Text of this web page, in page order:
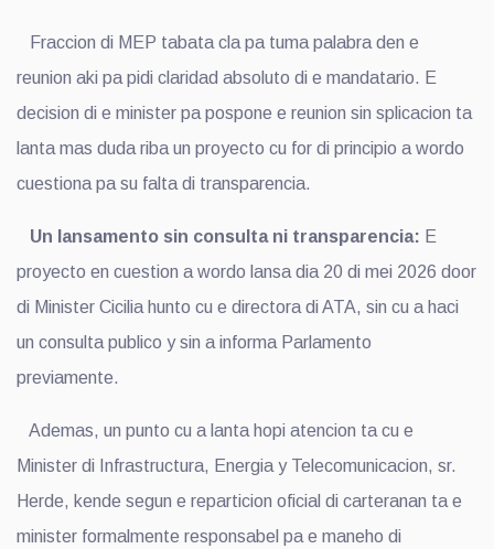
Fraccion di MEP tabata cla pa tuma palabra den e
reunion aki pa pidi claridad absoluto di e mandatario. E
decision di e minister pa pospone e reunion sin splicacion ta
lanta mas duda riba un proyecto cu for di principio a wordo
cuestiona pa su falta di transparencia.
Un lansamento sin consulta ni transparencia: E
proyecto en cuestion a wordo lansa dia 20 di mei 2026 door
di Minister Cicilia hunto cu e directora di ATA, sin cu a haci
un consulta publico y sin a informa Parlamento
previamente.
Ademas, un punto cu a lanta hopi atencion ta cu e
Minister di Infrastructura, Energia y Telecomunicacion, sr.
Herde, kende segun e reparticion oficial di carteranan ta e
minister formalmente responsabel pa e maneho di